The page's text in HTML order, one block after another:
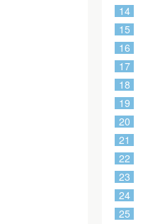
14
15
16
17
18
19
20
21
22
23
24
25